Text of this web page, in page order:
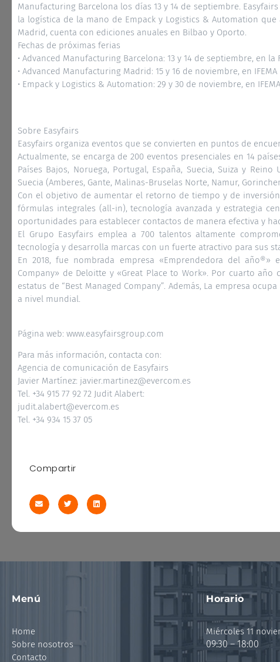
Manufacturing Barcelona los días 13 y 14 de septiembre.
la logística de la mano de Empack y Logistics & Automation
Madrid, cuenta con ediciones anuales en Bilbao y Oporto.
Fechas de próximas ferias
• Advanced Manufacturing Barcelona: 13 y 14 de septiembre, en la
• Advanced Manufacturing Madrid: 15 y 16 de noviembre, en IFEMA
• Empack y Logistics & Automation: 29 y 30 de noviembre, en IFEMA
Sobre Easyfairs
Easyfairs organiza eventos que se convierten en puntos de
Actualmente, se encarga de 200 eventos presenciales en 14
Países Bajos, Noruega, Portugal, España, Suecia, Suiza y
Suecia (Amberes, Gante, Malinas-Bruselas Norte, Namur,
Con el objetivo de aumentar el retorno de tiempo y de
fórmulas integrales (all-in), tecnología avanzada y estrategia
oportunidades para establecer contactos de manera efectiva y
El Grupo Easyfairs emplea a 700 talentos altamente
tecnología y desarrolla marcas con un fuerte atractivo para sus
En 2018, fue nombrada empresa «Emprendedora del
Company» de Deloitte y «Great Place to Work». Por cuarto
estatus de “Best Managed Company”. Además, La empresa
a nivel mundial.
Página web: www.easyfairsgroup.com
Para más información, contacta con:
Agencia de comunicación de Easyfairs
Javier Martínez: javier.martinez@evercom.es
Tel. +34 915 77 92 72 Judit Alabert:
judit.alabert@evercom.es
Tel. +34 934 15 37 05
Compartir
Menú
Home
Sobre nosotros
Contacto
Horario
Miércoles 11
09:30 – 18:00